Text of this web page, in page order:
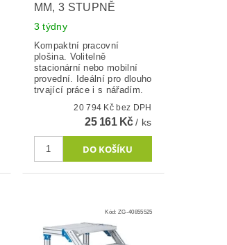
MM, 3 STUPNĚ
3 týdny
Kompaktní pracovní
plošina. Volitelně
stacionární nebo mobilní
provední. Ideální pro dlouho
trvající práce i s nářadím.
20 794 Kč bez DPH
25 161 Kč/ ks
Kód: ZG-40855525